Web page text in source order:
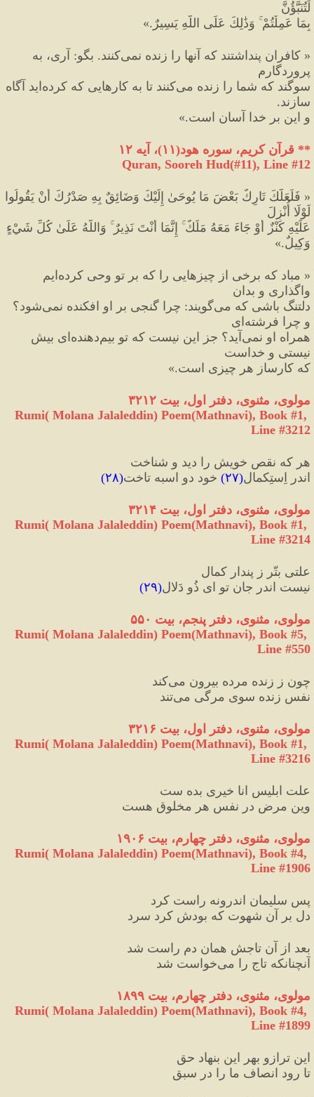
لَتُنَبَّؤُنَّ
بِمَا عَمِلْتُمْ ۚ وَذَٰلِكَ عَلَى اللَّهِ يَسِيرٌ.»
« كافران پنداشتند كه آنها را زنده نمىكنند. بگو:
پروردگارم
سوگند كه شما را زنده مىكنند تا به كارهايى كه كرده
سازند.
و اين بر خدا آسان است.»
** قرآن کریم، سوره هود(۱۱)، آیه ۱۲
Quran, Sooreh Hud(#11), Line #12
«
لَوْلَا أُنْزِلَ
وَكِيلٌ.»
« مباد كه برخى از چيزهايى را كه بر تو وحى كرده
واگذارى و بدان
دلتنگ باشى كه مىگويند: چرا گنجى بر او افكنده نمى
و چرا فرشتهاى
همراه او نمىآيد؟ جز اين نيست كه تو بيمدهنده
نيستى و خداست
كه كارساز هر چيزى است.»
مولوی، مثنوی، دفتر اول، بیت ۳۲۱۲
Rumi( Molana Jalaleddin) Poem(Mathnavi), Book #1,
Line #3212
هر که نقص خویش را دید و شناخت
اندر اِستِکمال(۲۷) خود دو اسبه تاخت(۲۸)
مولوی، مثنوی، دفتر اول، بیت ۳۲۱۴
Rumi( Molana Jalaleddin) Poem(Mathnavi), Book #1,
Line #3214
علتی بتّر ز پندار کمال
نیست اندر جان تو ای ذُو دَلال(۲۹)
مولوی، مثنوی، دفتر پنجم، بیت ۵۵۰
Rumi( Molana Jalaleddin) Poem(Mathnavi), Book #5,
Line #550
چون ز زنده مرده بیرون میکند
نفسِ زنده سوی مرگی میتند
مولوی، مثنوی، دفتر اول، بیت ۳۲۱۶
Rumi( Molana Jalaleddin) Poem(Mathnavi), Book #1,
Line #3216
علت ابلیس انا خیری بده ست
وین مرض در نفس هر مخلوق هست
مولوی، مثنوی، دفتر چهارم، بیت ۱۹۰۶
Rumi( Molana Jalaleddin) Poem(Mathnavi), Book #4,
Line #1906
پس سلیمان اندرونه راست کرد
دل بر آن شهوت که بودش کرد سرد
بعد از آن تاجش همان دم راست شد
آنچنانکه تاج را میخواست شد
مولوی، مثنوی، دفتر چهارم، بیت ۱۸۹۹
Rumi( Molana Jalaleddin) Poem(Mathnavi), Book #4,
Line #1899
این ترازو بهر این بنهاد حق
تا رود انصاف ما را در سبق